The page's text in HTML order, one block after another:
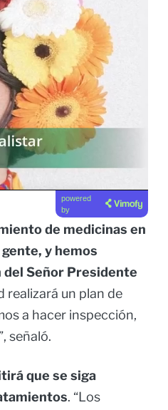
powered
by
de medicinas en
y hemos
del Señor Presidente
realizará un plan de
a hacer inspección,
señaló.
que se siga
. “Los